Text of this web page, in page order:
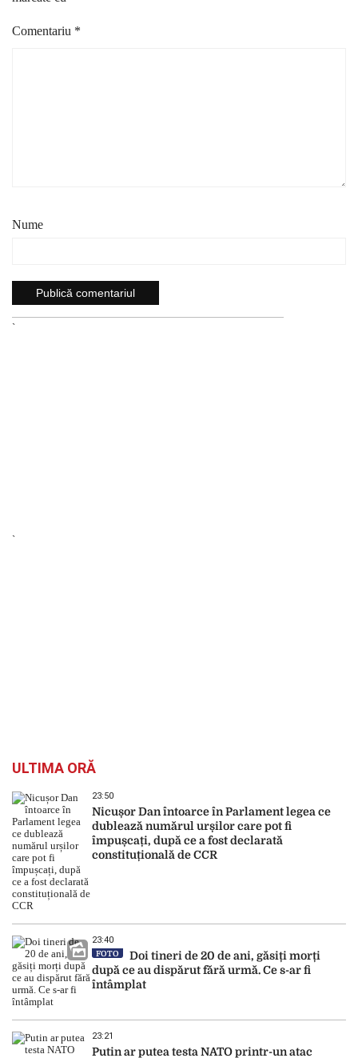
Comentariu *
Nume
`
`
ULTIMA ORĂ
23:50
Nicușor Dan întoarce în Parlament legea ce
dublează numărul urșilor care pot fi
împușcați, după ce a fost declarată
constituțională de CCR
23:40
FOTO
Doi tineri de 20 de ani, găsiți morți
după ce au dispărut fără urmă. Ce s-ar fi
întâmplat
23:21
Putin ar putea testa NATO printr-un atac